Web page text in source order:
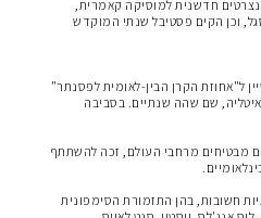
חדשנית למוסיקה קאמרית,
וכן הקים פסטיבל שנתי המוקדש
ל"אחוזת הקרן הבין-לאומית לפסנתר"
שם שהה שנתיים. בסביבה
מבטיחים מרחבי העולם, זכה להשתתף
חשובות, בהן התזמורת הסימפונית